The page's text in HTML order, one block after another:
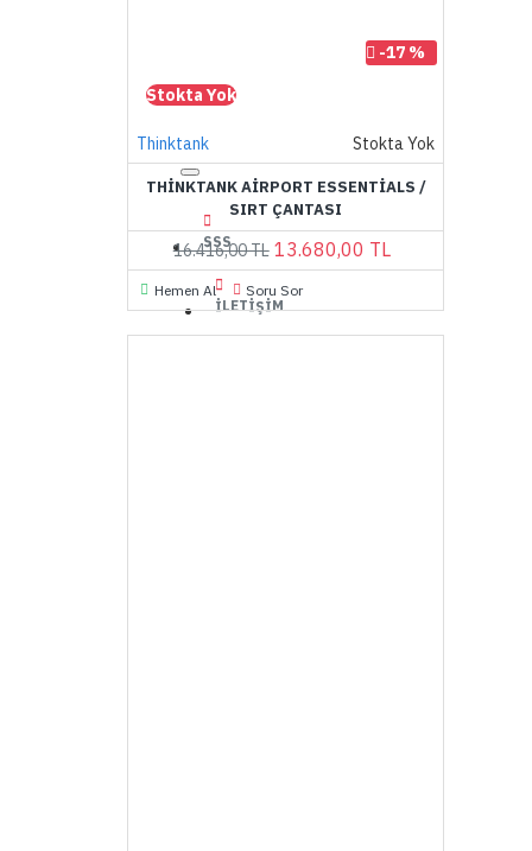
SSS
İLETIŞIM
-17 %
Stokta Yok
Thinktank Stokta Yok
THINKTANK AIRPORT ESSENTIALS /
SIRT ÇANTASI
16.416,00 TL 13.680,00 TL
Hemen Al Soru Sor